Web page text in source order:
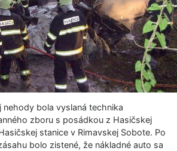
nehody bola vyslaná technika
zboru s posádkou z Hasičskej
stanice v Rimavskej Sobote. Po
bolo zistené, že nákladné auto sa